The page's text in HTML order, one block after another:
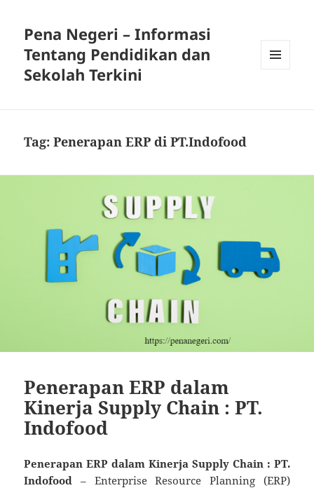
Pena Negeri – Informasi
Tentang Pendidikan dan
Sekolah Terkini
Tag:Penerapan ERP di PT.Indofood
Penerapan ERP dalam
Kinerja Supply Chain : PT.
Indofood
Penerapan ERP dalam Kinerja Supply Chain : PT.
Indofood – Enterprise Resource Planning (ERP)